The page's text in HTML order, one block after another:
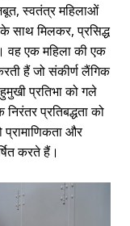
स्वतंत्र महिलाओं
साथ मिलकर, प्रसिद्ध
वह एक महिला की एक
हैं जो संकीर्ण लैंगिक
प्रतिभा को गले
प्रतिबद्धता को
प्रामाणिकता और
करते हैं।